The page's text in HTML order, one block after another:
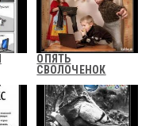
ОПЯТЬ
СВОЛОЧЕНОК